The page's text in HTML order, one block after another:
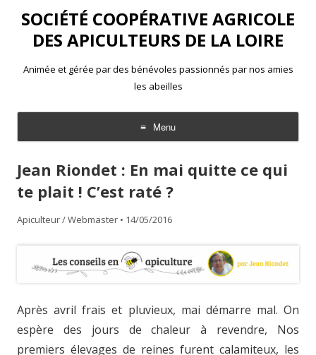
SOCIÉTÉ COOPÉRATIVE AGRICOLE
DES APICULTEURS DE LA LOIRE
Animée et gérée par des bénévoles passionnés par nos amies
les abeilles
Menu
Aller
contenu
Jean Riondet : En mai quitte ce qui
te plait ! C’est raté ?
Apiculteur / Webmaster • 14/05/2016
Après avril frais et pluvieux, mai démarre mal. On
espère des jours de chaleur à revendre, Nos
premiers élevages de reines furent calamiteux, les